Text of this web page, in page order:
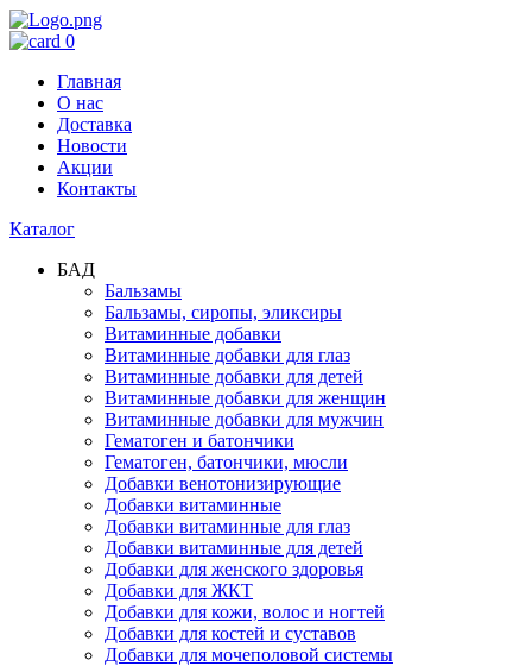
0
Главная
О нас
Доставка
Новости
Акции
Контакты
Каталог
БАД
Бальзамы
Бальзамы, сиропы, эликсиры
Витаминные добавки
Витаминные добавки для глаз
Витаминные добавки для детей
Витаминные добавки для женщин
Витаминные добавки для мужчин
Гематоген и батончики
Гематоген, батончики, мюсли
Добавки венотонизирующие
Добавки витаминные
Добавки витаминные для глаз
Добавки витаминные для детей
Добавки для женского здоровья
Добавки для ЖКТ
Добавки для кожи, волос и ногтей
Добавки для костей и суставов
Добавки для мочеполовой системы